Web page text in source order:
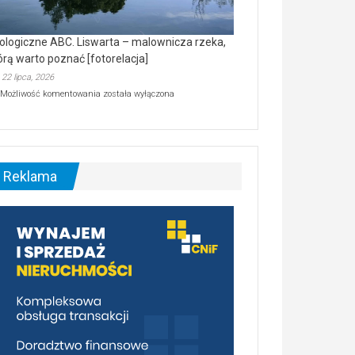
ABC. Liswarta – malownicza rzeka,
warto poznać [fotorelacja]
22 lipca, 2026
Możliwość komentowania Ekologiczne
–
malownicza
[fotorelacja]
została wyłączona
Reklama